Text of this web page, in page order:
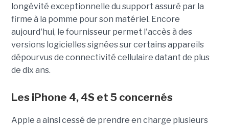
longévité exceptionnelle du support assuré par la
firme à la pomme pour son matériel. Encore
aujourd'hui, le fournisseur permet l'accès à des
versions logicielles signées sur certains appareils
dépourvus de connectivité cellulaire datant de plus
de dix ans.
Les iPhone 4, 4S et 5 concernés
Apple a ainsi cessé de prendre en charge plusieurs